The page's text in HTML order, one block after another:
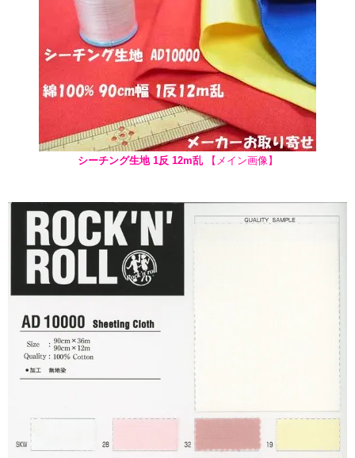
シーチング生地 1反 12m乱【メイン画像】